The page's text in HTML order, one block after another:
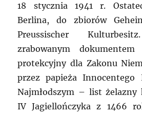
18 stycznia 1941 r.
Berlina, do zbiorów
Preussischer
zrabowanym
protekcyjny dla Zakonu
przez papieża
Najmłodszym – list żelazny
IV Jagiellończyka z 1466